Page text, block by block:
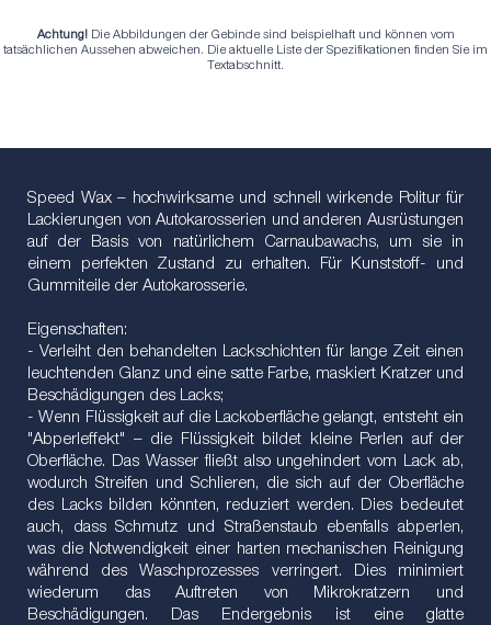
Achtung! Die Abbildungen der Gebinde sind beispielhaft und können vom
tatsächlichen Aussehen abweichen. Die aktuelle Liste der Spezifikationen finden Sie im
Textabschnitt.
Speed Wax – hochwirksame und schnell wirkende Politur für
Lackierungen von Autokarosserien und anderen Ausrüstungen
auf der Basis von natürlichem Carnaubawachs, um sie in
einem perfekten Zustand zu erhalten. Für Kunststoff- und
Gummiteile der Autokarosserie.
Eigenschaften:
- Verleiht den behandelten Lackschichten für lange Zeit einen
leuchtenden Glanz und eine satte Farbe, maskiert Kratzer und
Beschädigungen des Lacks;
- Wenn Flüssigkeit auf die Lackoberfläche gelangt, entsteht ein
"Abperleffekt" – die Flüssigkeit bildet kleine Perlen auf der
Oberfläche. Das Wasser fließt also ungehindert vom Lack ab,
wodurch Streifen und Schlieren, die sich auf der Oberfläche
des Lacks bilden könnten, reduziert werden. Dies bedeutet
auch, dass Schmutz und Straßenstaub ebenfalls abperlen,
was die Notwendigkeit einer harten mechanischen Reinigung
während des Waschprozesses verringert. Dies minimiert
wiederum das Auftreten von Mikrokratzern und
Beschädigungen. Das Endergebnis ist eine glatte